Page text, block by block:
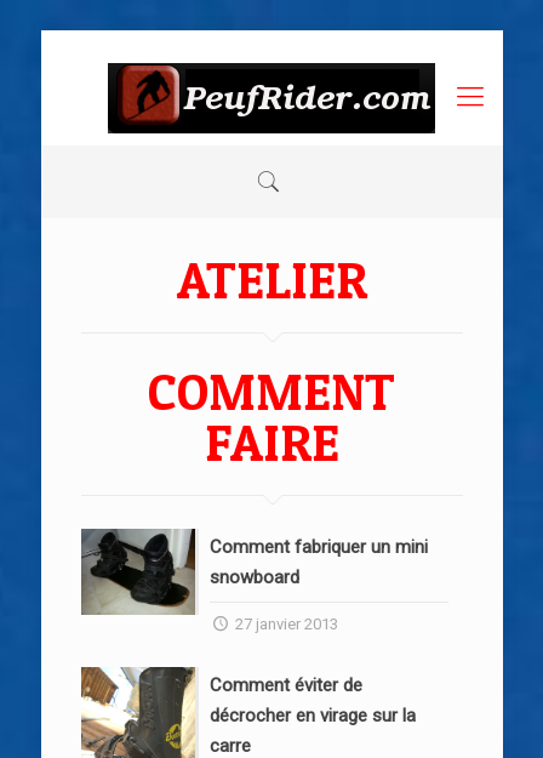
ATELIER
COMMENT
FAIRE
Comment fabriquer un mini
snowboard
27 janvier 2013
Comment éviter de
décrocher en virage sur la
carre